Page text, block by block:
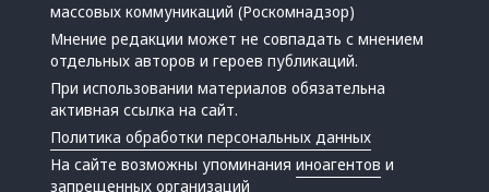
массовых коммуникаций (Роскомнадзор)
Мнение редакции может не совпадать с мнением
отдельных авторов и героев публикаций.
При использовании материалов обязательна
активная ссылка на сайт.
Политика обработки персональных данных
На сайте возможны упоминанияиноагентов и
запрещенных организаций